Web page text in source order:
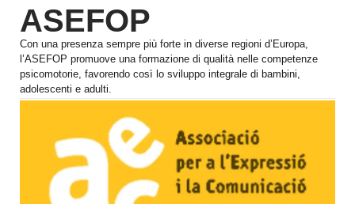
ASEFOP
Con una presenza sempre più forte in diverse regioni d’Europa,
l’ASEFOP promuove una formazione di qualità nelle competenze
psicomotorie, favorendo così lo sviluppo integrale di bambini,
adolescenti e adulti.